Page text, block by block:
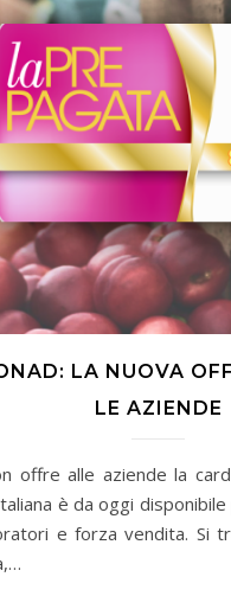
LA NUOVA
LE AZIENDE
offre alle aziende la
è da oggi
e forza vendita. Si